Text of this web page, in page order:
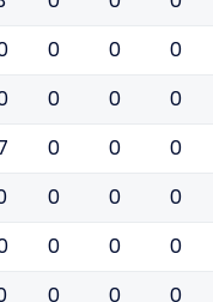
0 0 0
0 0 0
0 0 0
0 0 0
0 0 0
0 0 0